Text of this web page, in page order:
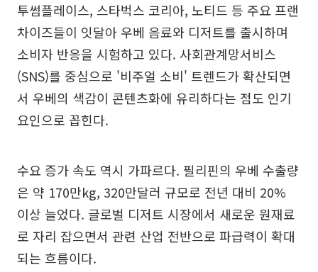
투썸플레이스, 스타벅스 코리아, 노티드 등 주요 프랜
차이즈들이 잇달아 우베 음료와 디저트를 출시하며
소비자 반응을 시험하고 있다. 사회관계망서비스
(SNS)를 중심으로 '비주얼 소비' 트렌드가 확산되면
서 우베의 색감이 콘텐츠화에 유리하다는 점도 인기
요인으로 꼽힌다.
수요 증가 속도 역시 가파르다. 필리핀의 우베 수출량
은 약 170만kg, 320만달러 규모로 전년 대비 20%
이상 늘었다. 글로벌 디저트 시장에서 새로운 원재료
로 자리 잡으면서 관련 산업 전반으로 파급력이 확대
되는 흐름이다.